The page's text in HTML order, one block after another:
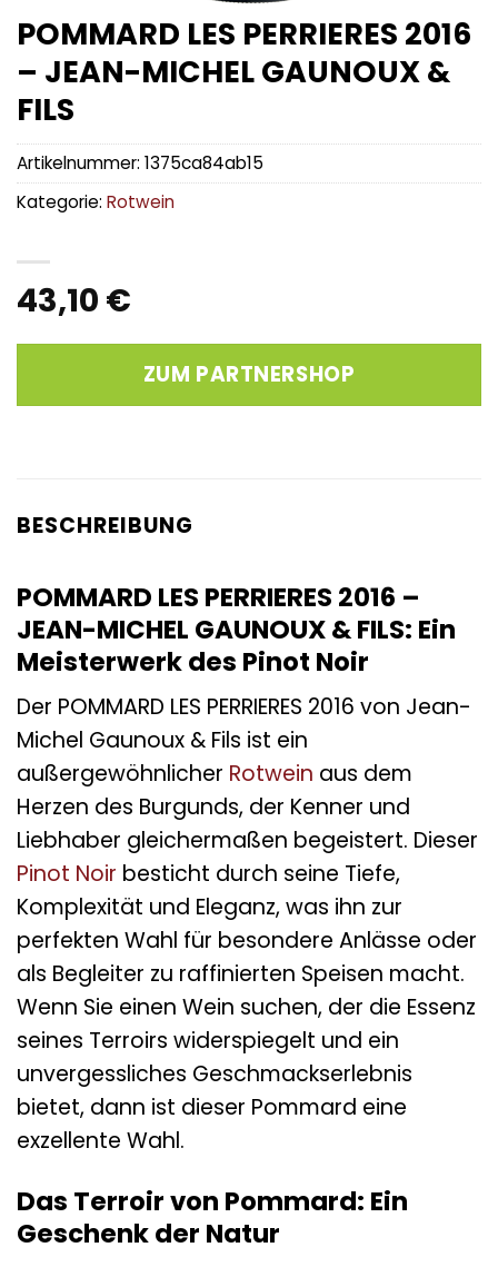
POMMARD LES PERRIERES 2016
– JEAN-MICHEL GAUNOUX &
FILS
43,10 €
ZUM PARTNERSHOP
Artikelnummer: 1375ca84ab15
Kategorie: Rotwein
BESCHREIBUNG
POMMARD LES PERRIERES 2016 –
JEAN-MICHEL GAUNOUX & FILS: Ein
Meisterwerk des Pinot Noir
Der POMMARD LES PERRIERES 2016 von Jean-
Michel Gaunoux & Fils ist ein
außergewöhnlicher Rotwein aus dem
Herzen des Burgunds, der Kenner und
Liebhaber gleichermaßen begeistert. Dieser
Pinot Noir besticht durch seine Tiefe,
Komplexität und Eleganz, was ihn zur
perfekten Wahl für besondere Anlässe oder
als Begleiter zu raffinierten Speisen macht.
Wenn Sie einen Wein suchen, der die Essenz
seines Terroirs widerspiegelt und ein
unvergessliches Geschmackserlebnis
bietet, dann ist dieser Pommard eine
exzellente Wahl.
Das Terroir von Pommard: Ein
Geschenk der Natur